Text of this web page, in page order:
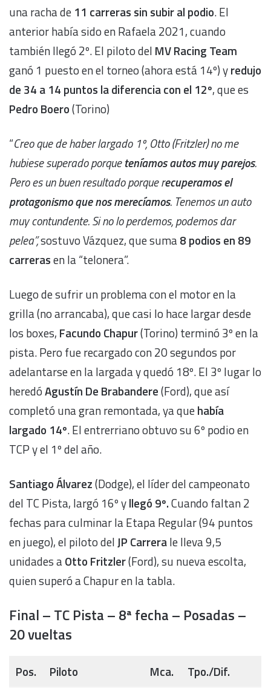
una racha de 11 carreras sin subir al podio. El
anterior había sido en Rafaela 2021, cuando
también llegó 2º. El piloto del MV Racing Team
ganó 1 puesto en el torneo (ahora está 14º) yredujo
de 34 a 14 puntos la diferencia con el 12º, que es
Pedro Boero(Torino)
“Creo que de haber largado 1º, Otto (Fritzler) no me
hubiese superado porqueteníamos autos muy parejos.
Pero es un buen resultado porque recuperamos el
protagonismo que nos merecíamos. Tenemos un auto
muy contundente. Si no lo perdemos, podemos dar
pelea”,sostuvo Vázquez, que suma8 podios en 89
carrerasen la “telonera”.
Luego de sufrir un problema con el motor en la
grilla (no arrancaba), que casi lo hace largar desde
los boxes, Facundo Chapur(Torino) terminó 3º en la
pista. Pero fue recargado con 20 segundos por
adelantarse en la largada y quedó 18º. El 3º lugar lo
heredóAgustín De Brabandere(Ford), que así
completó una gran remontada, ya quehabía
largado 14º. El entrerriano obtuvo su 6º podio en
TCP y el 1º del año.
Santiago Álvarez(Dodge), el líder del campeonato
del TC Pista, largó 16º yllegó 9º.Cuando faltan 2
fechas para culminar la Etapa Regular (94 puntos
en juego), el piloto delJP Carrerale lleva 9,5
unidades aOtto Fritzler(Ford), su nueva escolta,
quien superó a Chapur en la tabla.
Final – TC Pista – 8ª fecha – Posadas –
20 vueltas
Pos. Piloto Mca.
Tpo./Dif.